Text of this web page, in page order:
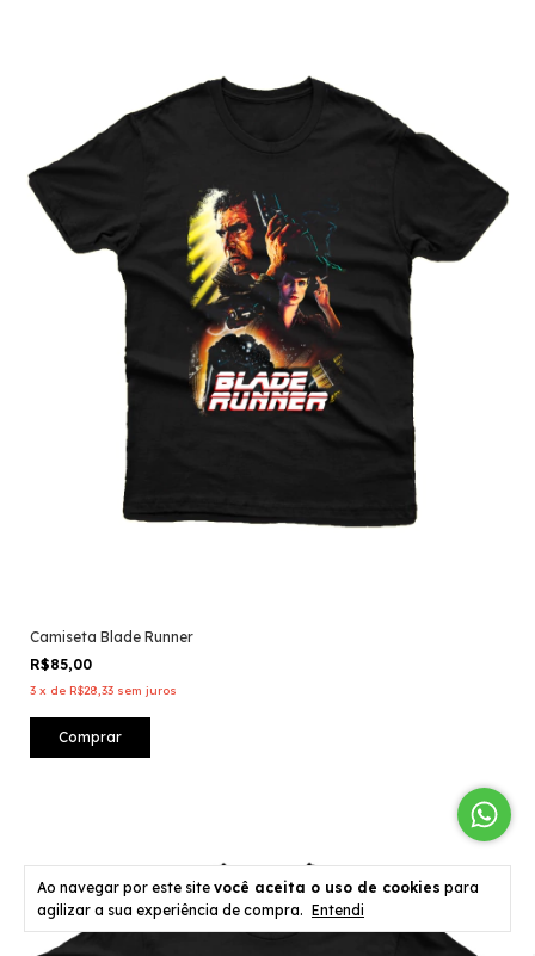
Ao navegar por este site você aceita o uso de cookies para
agilizar a sua experiência de compra. Entendi
Camiseta Blade Runner
R$85,00
3 x de R$28,33 sem juros
Comprar